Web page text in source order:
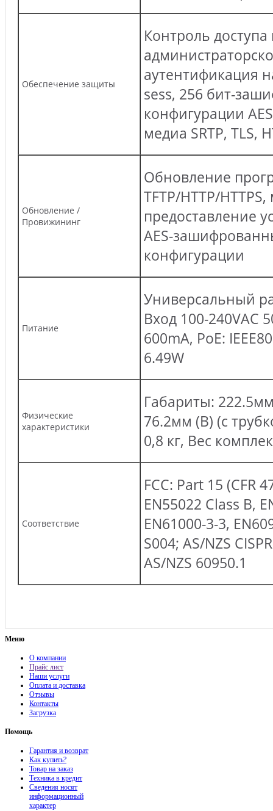
Обеспечение защиты
Контроль
аутентификация
sess, 256 бит-
конфигурации
медиа SRTP, TLS,
Обновление /
Провижининг
Обновление
TFTP/HTTP/
предоставление
AES-
конфигурации
Питание
Универсальный
Вход 100-240VAC
600mA, PoE:
6.49W
Физические
характеристики
Габариты:
76.2мм (В) (с
0,8 кг, Вес
Соответствие
FCC: Part 15 (CFR
EN55022 Class B,
EN61000-3-3,
S004; AS/NZS
AS/NZS 60950.1
Меню
О компании
Прайс лист
Наши услуги
Оплата и доставка
Отзывы
Контакты
Загрузка
Помощь
Гарантия и возврат
Как купить?
Товар на заказ
Техника в кредит
Сведения носят
информационный
характер